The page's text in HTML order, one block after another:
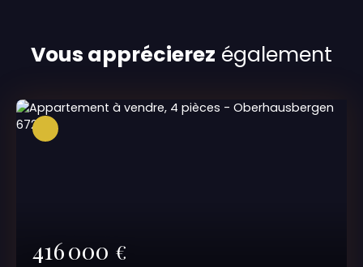
Vous apprécierez également
416 000 €